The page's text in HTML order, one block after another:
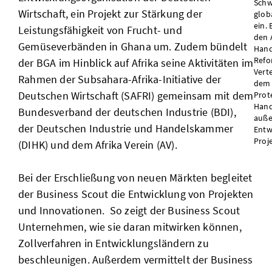
Wirtschaft, ein Projekt zur Stärkung der
Leistungsfähigkeit von Frucht- und
Gemüseverbänden in Ghana um. Zudem bündelt
der BGA im Hinblick auf Afrika seine Aktivitäten im
Rahmen der Subsahara-Afrika-Initiative der
Deutschen Wirtschaft (SAFRI) gemeinsam mit dem
Bundesverband der deutschen Industrie (BDI),
der Deutschen Industrie und Handelskammer
(DIHK) und dem Afrika Verein (AV).
Bei der Erschließung von neuen Märkten begleitet
der Business Scout die Entwicklung von Projekten
und Innovationen. So zeigt der Business Scout
Unternehmen, wie sie daran mitwirken können,
Zollverfahren in Entwicklungsländern zu
beschleunigen. Außerdem vermittelt der Business
ein.
den